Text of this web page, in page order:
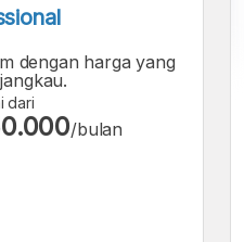
A
Font
dengan harga yang
dari
/bulan